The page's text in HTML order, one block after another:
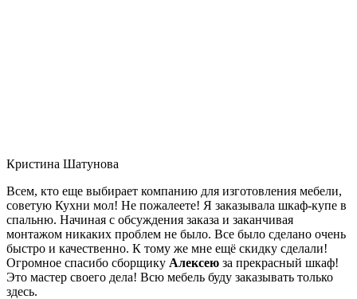
Кристина Шатунова
Всем, кто еще выбирает компанию для изготовления мебели,
советую Кухни мол! Не пожалеете! Я заказывала шкаф-купе в
спальню. Начиная с обсуждения заказа и заканчивая
монтажом никаких проблем не было. Все было сделано очень
быстро и качественно. К тому же мне ещё скидку сделали!
Огромное спасибо сборщику Алексею за прекрасный шкаф!
Это мастер своего дела! Всю мебель буду заказывать только
здесь.